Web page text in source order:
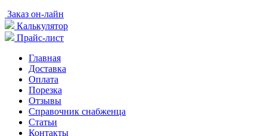
Заказ он-лайн
Калькулятор
Прайс-лист
Главная
Доставка
Оплата
Порезка
Отзывы
Справочник снабженца
Статьи
Контакты